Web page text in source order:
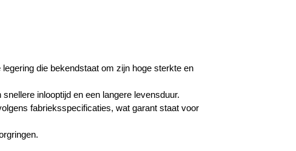
die bekendstaat om zijn hoge sterkte en
inlooptijd en een langere levensduur.
fabrieksspecificaties, wat garant staat voor